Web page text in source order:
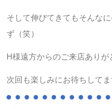
そして伸びてきてもそんな
ず（笑）
H様遠方からのご来店ありが
次回も楽しみにお待ちして